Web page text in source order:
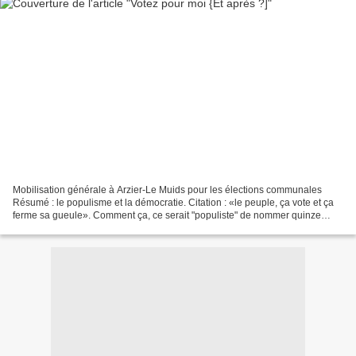
Mobilisation générale à Arzier-Le Muids pour les élections communales
Résumé : le populisme et la démocratie. Citation : «le peuple, ça vote et ça
ferme sa gueule». Comment ça, ce serait "populiste" de nommer quinze